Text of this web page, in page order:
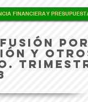
FINANCIERA Y
Y